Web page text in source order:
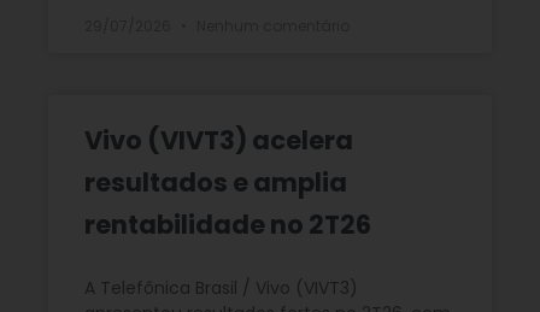
Vivo (VIVT3) acelera
resultados e amplia
rentabilidade no 2T26
A Telefônica Brasil / Vivo (VIVT3)